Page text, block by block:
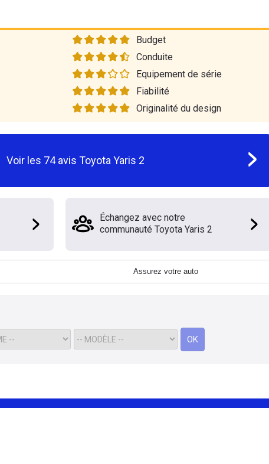
Budget
Conduite
Equipement de série
Fiabilité
Originalité du design
Voir les 74avis Toyota Yaris 2
Échangez avec notre
communauté Toyota Yaris 2
Assurez votre auto
OK